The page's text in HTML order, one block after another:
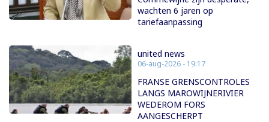
wachten 6 jaren op
tariefaanpassing
united news
06-aug-2026 - 19:17
FRANSE GRENSCONTROLES
LANGS MAROWIJNERIVIER
WEDEROM FORS
AANGESCHERPT